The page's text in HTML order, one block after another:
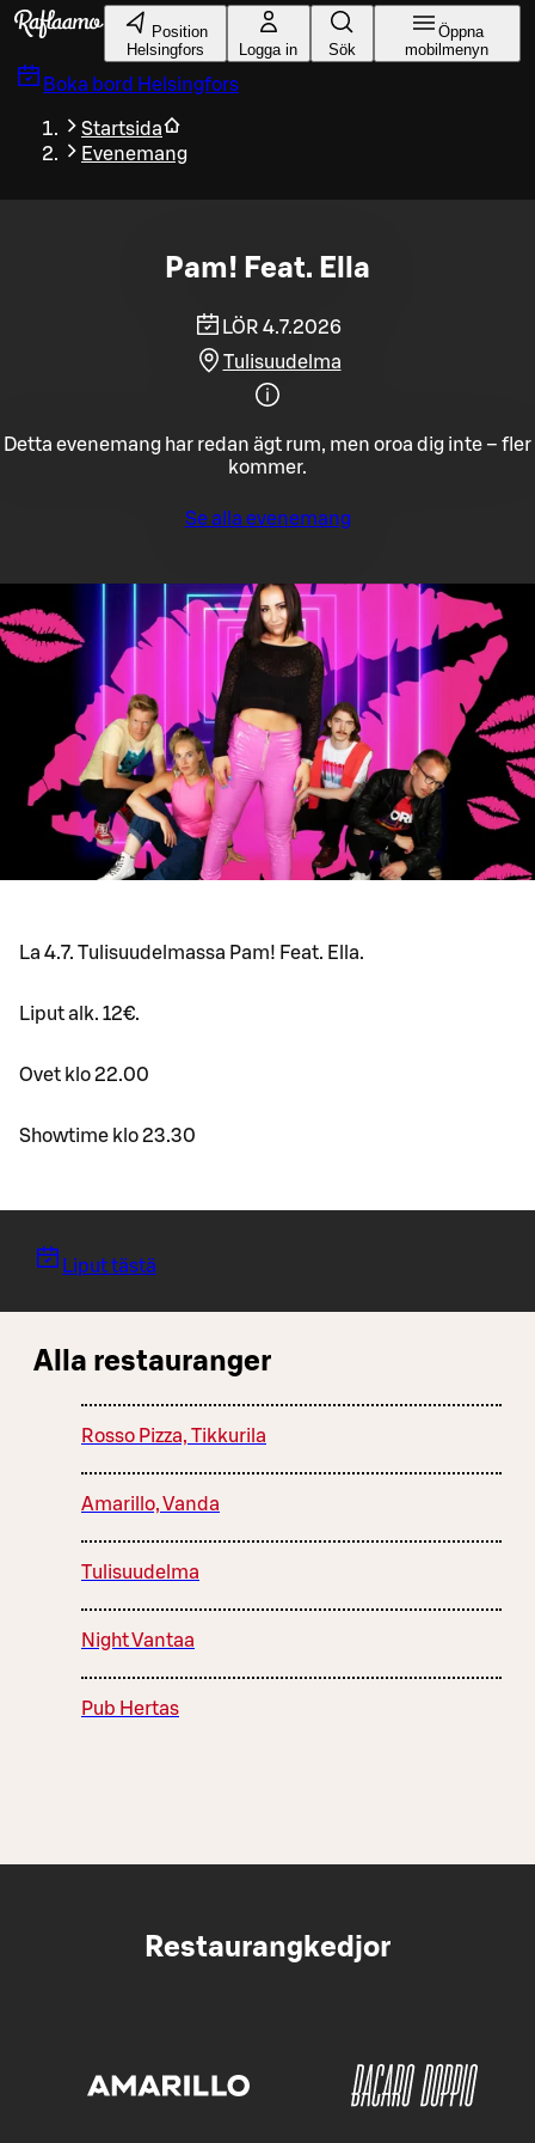
Gå till huvudinnehållet
Position
Helsingfors
Logga in Sök
Öppna
mobilmenyn
Boka bord Helsingfors
Startsida
Evenemang
Pam! Feat. Ella
LÖR 4.7.2026
Tulisuudelma
Detta evenemang har redan ägt rum, men oroa dig inte – fler
kommer.
Se alla evenemang
La 4.7. Tulisuudelmassa Pam! Feat. Ella.
Liput alk. 12€.
Ovet klo 22.00
Showtime klo 23.30
Liput tästä
Alla restauranger
Rosso Pizza, Tikkurila
Amarillo, Vanda
Tulisuudelma
Night Vantaa
Pub Hertas
Restaurangkedjor